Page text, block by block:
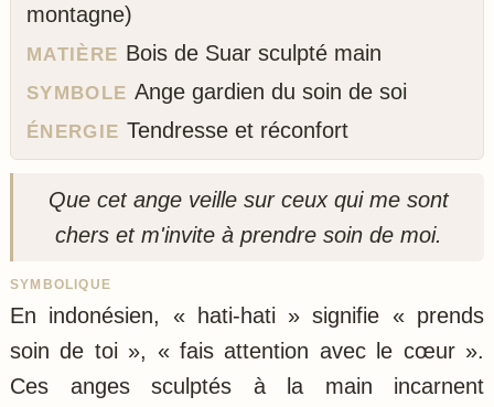
montagne)
MATIÈRE Bois de Suar sculpté main
SYMBOLE Ange gardien du soin de soi
ÉNERGIE Tendresse et réconfort
Que cet ange veille sur ceux qui me sont
chers et m'invite à prendre soin de moi.
SYMBOLIQUE
En indonésien, « hati-hati » signifie « prends
soin de toi », « fais attention avec le cœur ».
Ces anges sculptés à la main incarnent